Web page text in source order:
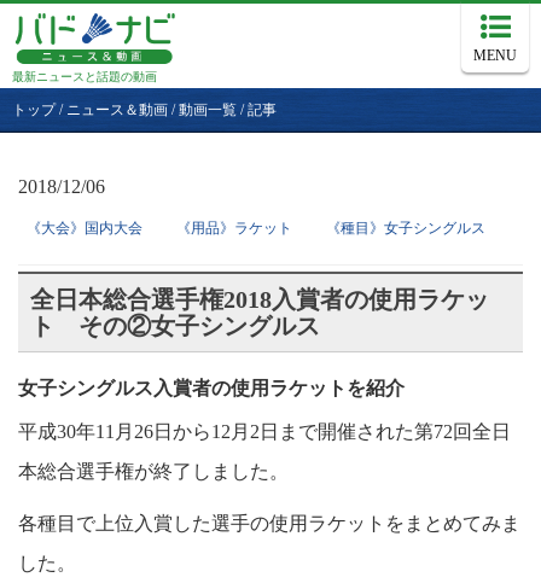
最新ニュースと話題の動画
MENU
トップ/ ニュース＆動画 /動画一覧 /記事
2018/12/06
《大会》国内大会 《用品》ラケット 《種目》女子シングルス
全日本総合選手権2018入賞者の使用ラケッ
ト その②女子シングルス
女子シングルス入賞者の使用ラケットを紹介
平成30年11月26日から12月2日まで開催された第72回全日
本総合選手権が終了しました。
各種目で上位入賞した選手の使用ラケットをまとめてみま
した。